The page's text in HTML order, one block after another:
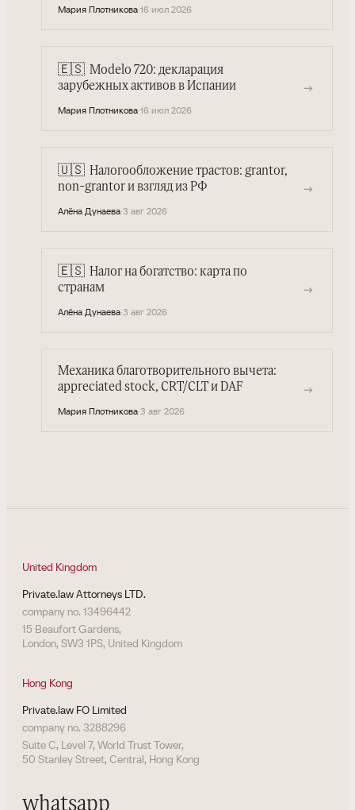
Мария Плотникова·16 июл 2026
🇪🇸 Modelo 720: декларация
зарубежных активов в Испании
Мария Плотникова·16 июл 2026
→
🇺🇸 Налогообложение трастов: grantor,
non-grantor и взгляд из РФ
Алёна Дунаева·3 авг 2026
→
🇪🇸 Налог на богатство: карта по
странам
Алёна Дунаева·3 авг 2026
→
Механика благотворительного вычета:
appreciated stock, CRT/CLT и DAF
Мария Плотникова·3 авг 2026
→
United Kingdom
Private.law Attorneys LTD.
company no. 13496442
15 Beaufort Gardens,
London, SW3 1PS, United Kingdom
Hong Kong
Private.law FO Limited
company no. 3288296
Suite C, Level 7, World Trust Tower,
50 Stanley Street, Central, Hong Kong
whatsapp